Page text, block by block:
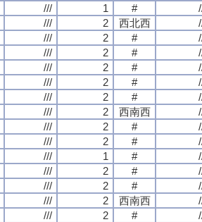
/// 1 #
/// 2 西北西
/// 2 #
/// 2 #
/// 2 #
/// 2 #
/// 2 #
/// 2 西南西
/// 2 #
/// 2 #
/// 1 #
/// 2 #
/// 2 #
/// 2 西南西
/// 2 #